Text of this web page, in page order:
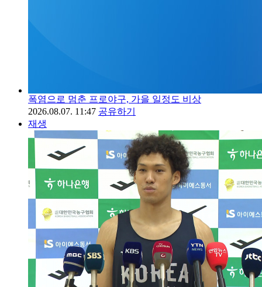
폭염으로 멈춘 프로야구, 가을 일정도 비상
2026.08.07. 11:47 공유하기
재생